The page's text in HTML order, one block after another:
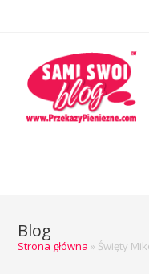
Blog
Strona główna » Święty